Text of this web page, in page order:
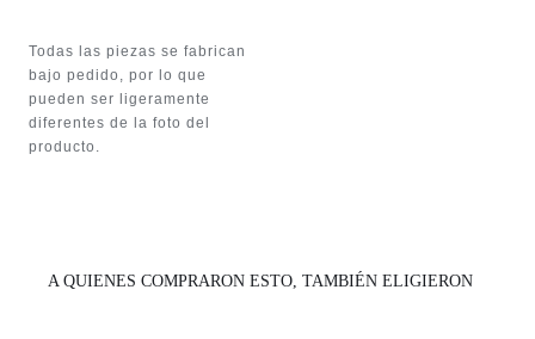
Todas las piezas se fabrican
bajo pedido, por lo que
pueden ser ligeramente
diferentes de la foto del
producto.
A QUIENES COMPRARON ESTO, TAMBIÉN ELIGIERON